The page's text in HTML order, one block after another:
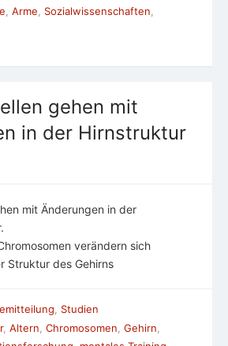
Arme Sozialwissenschaften
gehen mit
in der Hirnstruktur
mit Änderungen in der
verändern sich
Struktur des Gehirns
, Studien
, Altern Chromosomen Gehirn